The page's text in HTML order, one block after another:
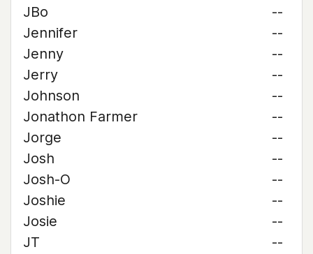
JBo
--
Jennifer
--
Jenny
--
Jerry
--
Johnson
--
Jonathon Farmer
--
Jorge
--
Josh
--
Josh-O
--
Joshie
--
Josie
--
JT
--